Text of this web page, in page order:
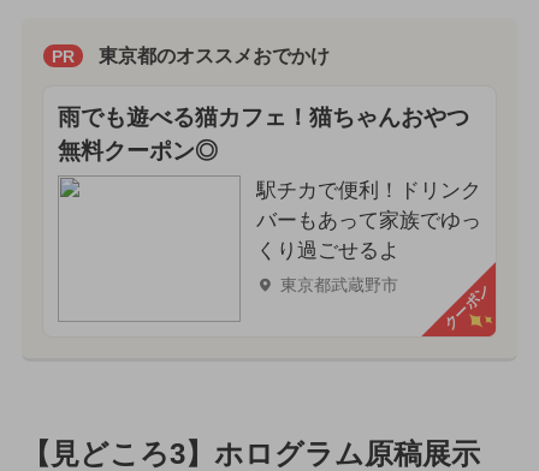
PR 東京都のオススメおでかけ
雨でも遊べる猫カフェ！猫ちゃんおやつ
無料クーポン◎
駅チカで便利！ドリンク
バーもあって家族でゆっ
くり過ごせるよ
東京都武蔵野市 クーポン
【見どころ3】ホログラム原稿展示